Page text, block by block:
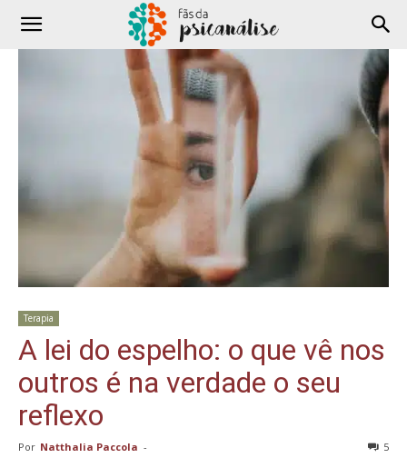
Terapia
A lei do espelho: o que vê nos
outros é na verdade o seu
reflexo
Por Natthalia Paccola - 5